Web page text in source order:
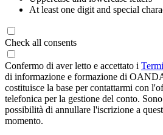
At least one digit and special
Check all consents
Confermo di aver letto e accettato i
di informazione e formazione di
costituisce la base per contattarmi con
telefonica per la gestione del conto.
possibilità di annullare l'iscrizione a
momento.